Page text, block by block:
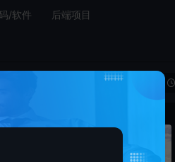
/软件 后端项目